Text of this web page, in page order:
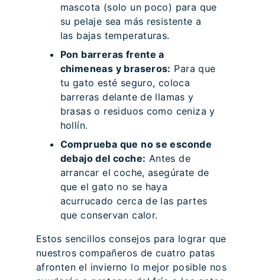
mascota (solo un poco) para que
su pelaje sea más resistente a
las bajas temperaturas.
Pon barreras frente a
chimeneas y braseros: Para que
tu gato esté seguro, coloca
barreras delante de llamas y
brasas o residuos como ceniza y
hollín.
Comprueba que no se esconde
debajo del coche: Antes de
arrancar el coche, asegúrate de
que el gato no se haya
acurrucado cerca de las partes
que conservan calor.
Estos sencillos consejos para lograr que
nuestros compañeros de cuatro patas
afronten el invierno lo mejor posible nos